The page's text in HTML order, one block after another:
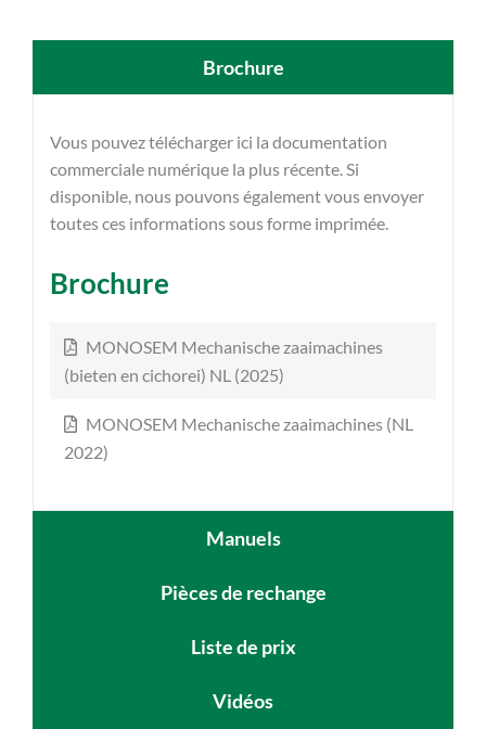
Brochure
Vous pouvez télécharger ici la documentation
commerciale numérique la plus récente. Si
disponible, nous pouvons également vous envoyer
toutes ces informations sous forme imprimée.
Brochure
MONOSEM Mechanische zaaimachines
(bieten en cichorei) NL (2025)
MONOSEM Mechanische zaaimachines (NL
2022)
Manuels
Pièces de rechange
Liste de prix
Vidéos